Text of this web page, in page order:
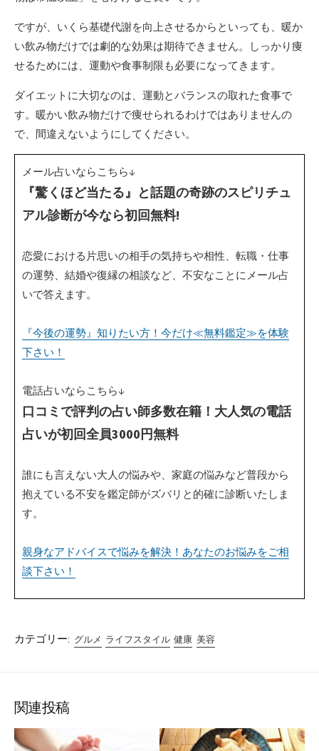
ですが、いくら基礎代謝を向上させるからといっても、暖か
い飲み物だけでは劇的な効果は期待できません。しっかり痩
せるためには、運動や食事制限も必要になってきます。
ダイエットに大切なのは、運動とバランスの取れた食事で
す。暖かい飲み物だけで痩せられるわけではありませんの
で、間違えないようにしてください。
メール占いならこちら↓
『驚くほど当たる』と話題の奇跡のスピリチュ
アル診断が今なら初回無料!
恋愛における片思いの相手の気持ちや相性、転職・仕事
の運勢、結婚や復縁の相談など、不安なことにメール占
いで答えます。
『今後の運勢』知りたい方！今だけ≪無料鑑定≫を体験
下さい！
電話占いならこちら↓
口コミで評判の占い師多数在籍！大人気の電話
占いが初回全員3000円無料
誰にも言えない大人の悩みや、家庭の悩みなど普段から
抱えている不安を鑑定師がズバリと的確に診断いたしま
す。
親身なアドバイスで悩みを解決！あなたのお悩みをご相
談下さい！
カテゴリー: グルメ ライフスタイル 健康 美容
関連投稿